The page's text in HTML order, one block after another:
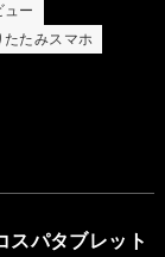
ュー
たたみスマホ
パタブレット